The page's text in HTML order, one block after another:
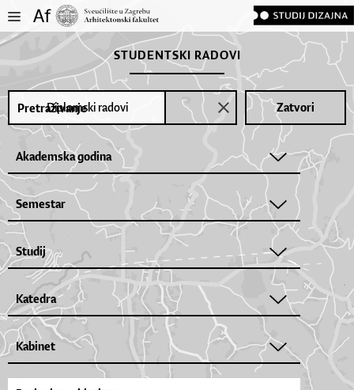
STUDENTSKI RADOVI
Diplomski radovi Zatvori